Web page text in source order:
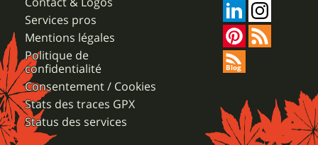
Services pros
Mentions légales
Politique de
confidentialité
Consentement / Cookies
Stats des traces GPX
Status des services